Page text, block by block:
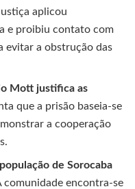
aplicou
e proibiu contato com
evitar a obstrução das
Mott justifica as
que a prisão baseia-se
a cooperação
de Sorocaba
comunidade encontra-se